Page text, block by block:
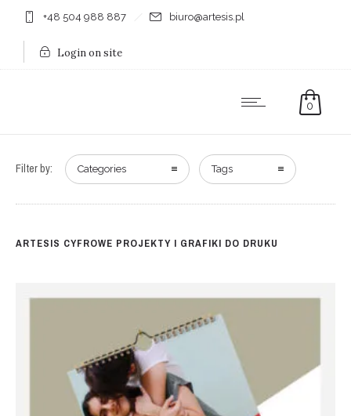
+48 504 988 887 biuro@artesis.pl
Login on site
0
Filter by: Categories Tags
ARTESIS CYFROWE PROJEKTY I GRAFIKI DO DRUKU